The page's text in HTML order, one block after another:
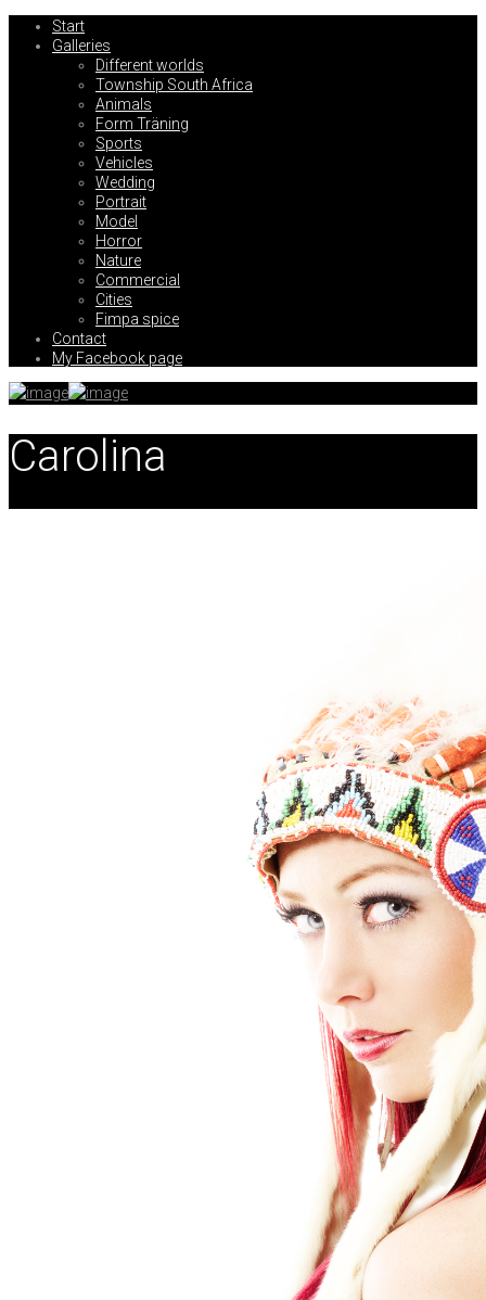
Start
Galleries
Different worlds
Township South Africa
Animals
Form Träning
Sports
Vehicles
Wedding
Portrait
Model
Horror
Nature
Commercial
Cities
Fimpa spice
Contact
My Facebook page
Carolina